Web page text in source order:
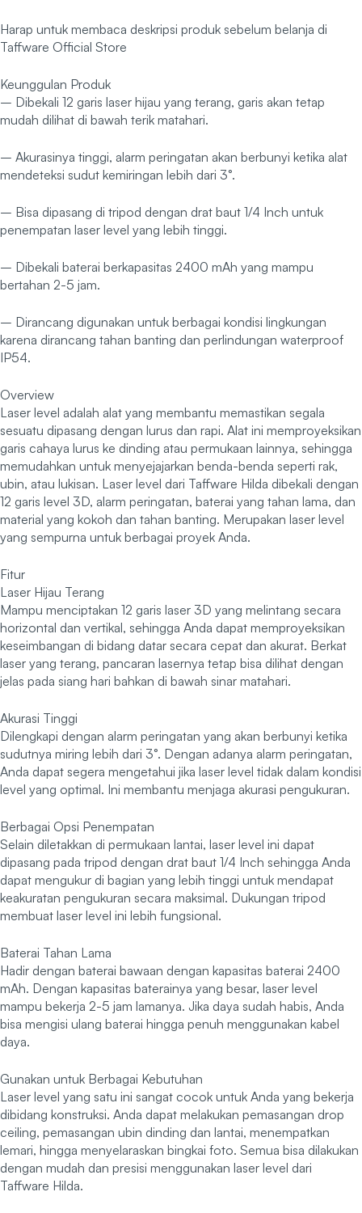
Harap untuk membaca deskripsi produk sebelum belanja di
Taffware Official Store
Keunggulan Produk
– Dibekali 12 garis laser hijau yang terang, garis akan tetap
mudah dilihat di bawah terik matahari.
– Akurasinya tinggi, alarm peringatan akan berbunyi ketika alat
mendeteksi sudut kemiringan lebih dari 3°.
– Bisa dipasang di tripod dengan drat baut 1/4 Inch untuk
penempatan laser level yang lebih tinggi.
– Dibekali baterai berkapasitas 2400 mAh yang mampu
bertahan 2-5 jam.
– Dirancang digunakan untuk berbagai kondisi lingkungan
karena dirancang tahan banting dan perlindungan waterproof
IP54.
Overview
Laser level adalah alat yang membantu memastikan segala
sesuatu dipasang dengan lurus dan rapi. Alat ini memproyeksikan
garis cahaya lurus ke dinding atau permukaan lainnya, sehingga
memudahkan untuk menyejajarkan benda-benda seperti rak,
ubin, atau lukisan. Laser level dari Taffware Hilda dibekali dengan
12 garis level 3D, alarm peringatan, baterai yang tahan lama, dan
material yang kokoh dan tahan banting. Merupakan laser level
yang sempurna untuk berbagai proyek Anda.
Fitur
Laser Hijau Terang
Mampu menciptakan 12 garis laser 3D yang melintang secara
horizontal dan vertikal, sehingga Anda dapat memproyeksikan
keseimbangan di bidang datar secara cepat dan akurat. Berkat
laser yang terang, pancaran lasernya tetap bisa dilihat dengan
jelas pada siang hari bahkan di bawah sinar matahari.
Akurasi Tinggi
Dilengkapi dengan alarm peringatan yang akan berbunyi ketika
sudutnya miring lebih dari 3°. Dengan adanya alarm peringatan,
Anda dapat segera mengetahui jika laser level tidak dalam kondisi
level yang optimal. Ini membantu menjaga akurasi pengukuran.
Berbagai Opsi Penempatan
Selain diletakkan di permukaan lantai, laser level ini dapat
dipasang pada tripod dengan drat baut 1/4 Inch sehingga Anda
dapat mengukur di bagian yang lebih tinggi untuk mendapat
keakuratan pengukuran secara maksimal. Dukungan tripod
membuat laser level ini lebih fungsional.
Baterai Tahan Lama
Hadir dengan baterai bawaan dengan kapasitas baterai 2400
mAh. Dengan kapasitas baterainya yang besar, laser level
mampu bekerja 2-5 jam lamanya. Jika daya sudah habis, Anda
bisa mengisi ulang baterai hingga penuh menggunakan kabel
daya.
Gunakan untuk Berbagai Kebutuhan
Laser level yang satu ini sangat cocok untuk Anda yang bekerja
dibidang konstruksi. Anda dapat melakukan pemasangan drop
ceiling, pemasangan ubin dinding dan lantai, menempatkan
lemari, hingga menyelaraskan bingkai foto. Semua bisa dilakukan
dengan mudah dan presisi menggunakan laser level dari
Taffware Hilda.